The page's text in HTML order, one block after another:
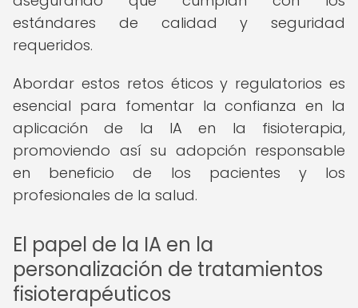
estándares de calidad y seguridad
requeridos.
Abordar estos retos éticos y regulatorios es
esencial para fomentar la confianza en la
aplicación de la IA en la fisioterapia,
promoviendo así su adopción responsable
en beneficio de los pacientes y los
profesionales de la salud.
El papel de la IA en la
personalización de tratamientos
fisioterapéuticos